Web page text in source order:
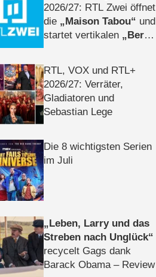
2026/​27: RTL Zwei öffnet
die
Maison Tabou
und
startet vertikalen
Berlin
RTL, VOX und RTL+
2026/​27: Verräter,
Gladiatoren und
Sebastian Lege
Die 8 wichtigsten Serien
im Juli
Leben, Larry und das
Streben nach Unglück
recycelt Gags dank
Barack Obama – Review